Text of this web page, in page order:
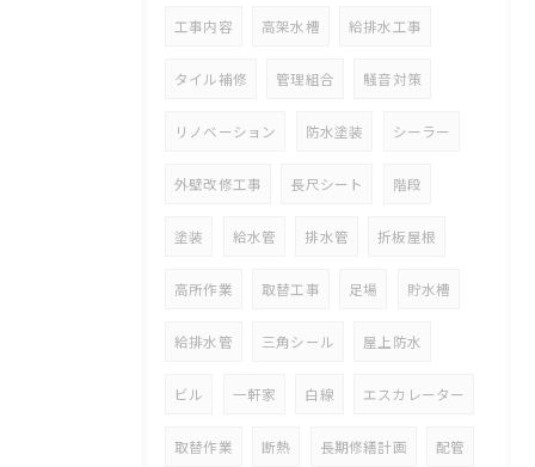
工事内容 高架水槽 給排水工事
タイル補修 管理組合 騒音対策
リノベーション 防水塗装 シーラー
外壁改修工事 長尺シート 階段
塗装 給水管 排水管 折板屋根
高所作業 取替工事 足場 貯水槽
給排水管 三角シール 屋上防水
ビル 一軒家 白線 エスカレーター
取替作業 断熱 長期修繕計画 配管